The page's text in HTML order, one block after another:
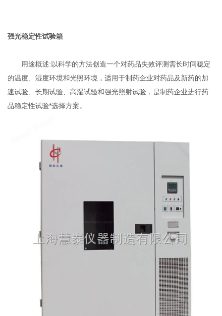
强光稳定性试验箱
用途概述:以科学的方法创造一个对药品失效评测需长时间稳定
的温度、湿度环境和光照环境，适用于制药企业对药品及新药的加
速试验、长期试验、高湿试验和强光照射试验，是制药企业进行药
品稳定性试验*选择方案。